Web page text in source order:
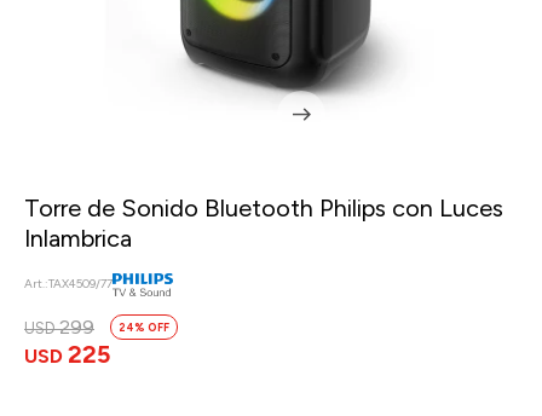
Torre de Sonido Bluetooth Philips con Luces
Inlambrica
TAX4509/77
USD 225
USD 299 24